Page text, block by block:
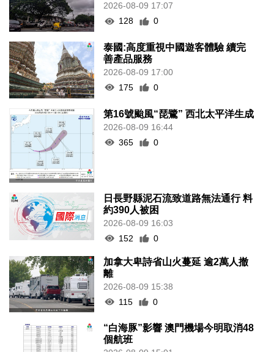
2026-08-09 17:07
128
0
泰國:高度重視中國遊客體驗 續完
善產品服務
2026-08-09 17:00
175
0
第16號颱風“琵鷺” 西北太平洋生成
2026-08-09 16:44
365
0
日長野縣泥石流致道路無法通行 料
約390人被困
2026-08-09 16:03
152
0
加拿大卑詩省山火蔓延 逾2萬人撤
離
2026-08-09 15:38
115
0
“白海豚”影響 澳門機場今明取消48
個航班